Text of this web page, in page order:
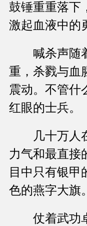
鼓锤重重落下
激起血液中的
喊杀声随着
重，杀戮与血
震动。不管什
红眼的士兵。
几十万人在
力气和最直接
目中只有银甲
色的燕字大旗。
仗着武功卓